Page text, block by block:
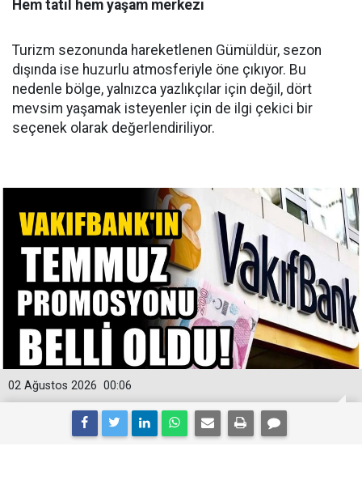
Hem tatil hem yaşam merkezi
Turizm sezonunda hareketlenen Gümüldür, sezon
dışında ise huzurlu atmosferiyle öne çıkıyor. Bu
nedenle bölge, yalnızca yazlıkçılar için değil, dört
mevsim yaşamak isteyenler için de ilgi çekici bir
seçenek olarak değerlendiriliyor.
00:06
02 Ağustos 2026